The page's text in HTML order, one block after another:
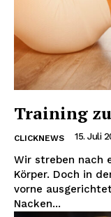
Training
CLICKNEWS 15. Juli
Wir streben nach
Körper. Doch in
vorne
Nacken...